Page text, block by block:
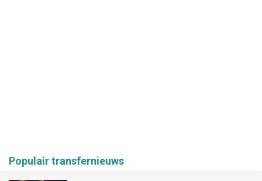
Populair transfernieuws